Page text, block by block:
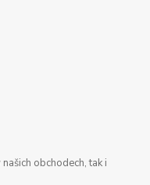
obchodech, tak i